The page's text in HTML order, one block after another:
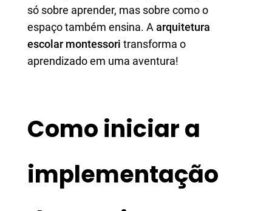
só sobre aprender, mas sobre como o
espaço também ensina. A arquitetura
escolar montessori transforma o
aprendizado em uma aventura!
Como iniciar a
implementação